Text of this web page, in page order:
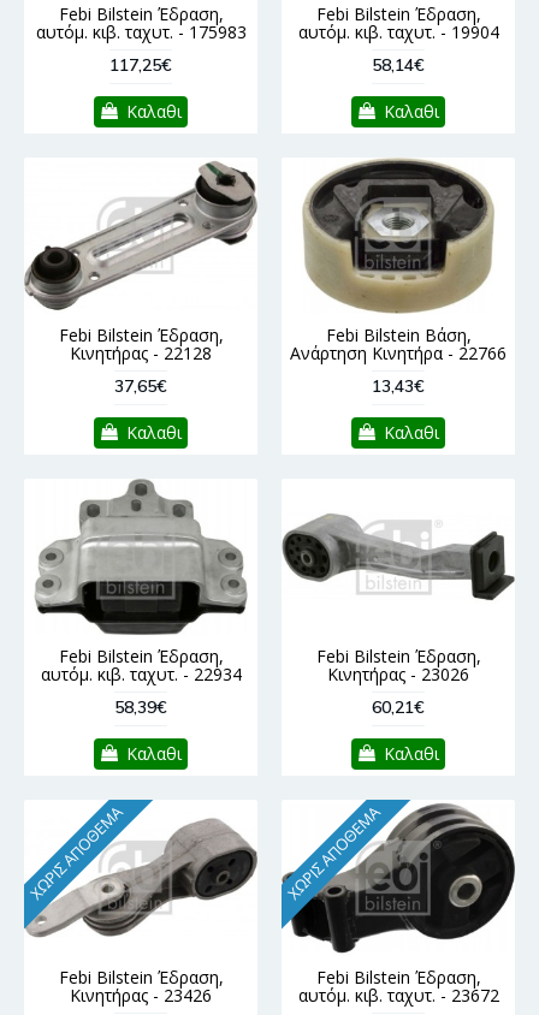
Febi Bilstein Έδραση,
αυτόμ. κιβ. ταχυτ. - 175983
117,25€
Καλαθι
Febi Bilstein Έδραση,
αυτόμ. κιβ. ταχυτ. - 19904
58,14€
Καλαθι
Febi Bilstein Έδραση,
Κινητήρας - 22128
37,65€
Καλαθι
Febi Bilstein Βάση,
Ανάρτηση Κινητήρα - 22766
13,43€
Καλαθι
Febi Bilstein Έδραση,
αυτόμ. κιβ. ταχυτ. - 22934
58,39€
Καλαθι
Febi Bilstein Έδραση,
Κινητήρας - 23026
60,21€
Καλαθι
ΧΩΡΊΣ ΑΠΌΘΕΜΑ
Febi Bilstein Έδραση,
Κινητήρας - 23426
ΧΩΡΊΣ ΑΠΌΘΕΜΑ
Febi Bilstein Έδραση,
αυτόμ. κιβ. ταχυτ. - 23672